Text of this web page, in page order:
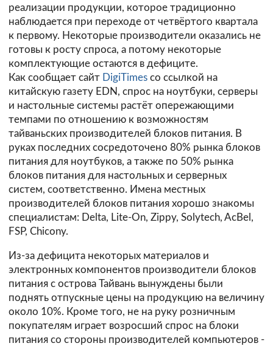
реализации продукции, которое традиционно
наблюдается при переходе от четвёртого квартала
к первому. Некоторые производители оказались не
готовы к росту спроса, а потому некоторые
комплектующие остаются в дефиците.
Как сообщает сайт DigiTimes со ссылкой на
китайскую газету EDN, спрос на ноутбуки, серверы
и настольные системы растёт опережающими
темпами по отношению к возможностям
тайваньских производителей блоков питания. В
руках последних сосредоточено 80% рынка блоков
питания для ноутбуков, а также по 50% рынка
блоков питания для настольных и серверных
систем, соответственно. Имена местных
производителей блоков питания хорошо знакомы
специалистам: Delta, Lite-On, Zippy, Solytech, AcBel,
FSP, Chicony.
Из-за дефицита некоторых материалов и
электронных компонентов производители блоков
питания с острова Тайвань вынуждены были
поднять отпускные цены на продукцию на величину
около 10%. Кроме того, не на руку розничным
покупателям играет возросший спрос на блоки
питания со стороны производителей компьютеров -